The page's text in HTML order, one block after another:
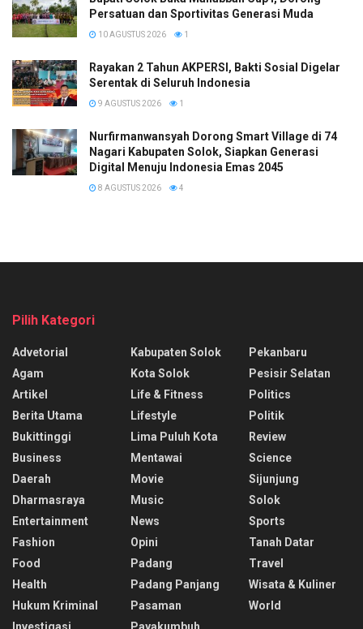
Persatuan dan Sportivitas Generasi Muda
10 AGUSTUS 2026 1
Rayakan 2 Tahun AKPERSI, Bakti Sosial Digelar
Serentak di Seluruh Indonesia
9 AGUSTUS 2026 1
Nurfirmanwansyah Dorong Smart Village di 74
Nagari Kabupaten Solok, Siapkan Generasi
Digital Menuju Indonesia Emas 2045
8 AGUSTUS 2026 4
Pilih Kategori
Advetorial
Agam
Artikel
Berita Utama
Bukittinggi
Business
Daerah
Dharmasraya
Entertainment
Fashion
Food
Health
Hukum Kriminal
Kabupaten Solok
Kota Solok
Life & Fitness
Lifestyle
Lima Puluh Kota
Mentawai
Movie
Music
News
Opini
Padang
Padang Panjang
Pasaman
Pekanbaru
Pesisir Selatan
Politics
Politik
Review
Science
Sijunjung
Solok
Sports
Tanah Datar
Travel
Wisata & Kuliner
World